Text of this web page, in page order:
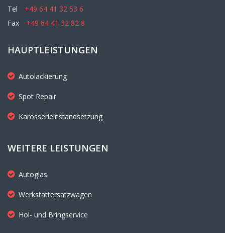
Tel
+49 64 41 32 53 6
Fax
+49 64 41 32 82 8
HAUPTLEISTUNGEN
Autolackierung
Spot Repair
Karosserieinstandsetzung
WEITERE LEISTUNGEN
Autoglas
Werkstattersatzwagen
Hol- und Bringservice